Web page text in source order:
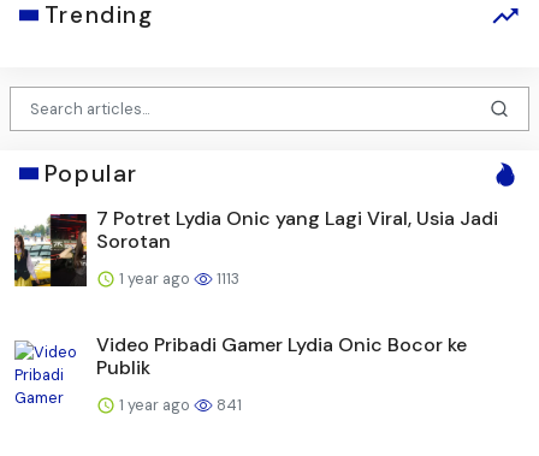
Trending
Popular
7 Potret Lydia Onic yang Lagi Viral, Usia Jadi
Sorotan
1 year ago 1113
Video Pribadi Gamer Lydia Onic Bocor ke
Publik
1 year ago 841